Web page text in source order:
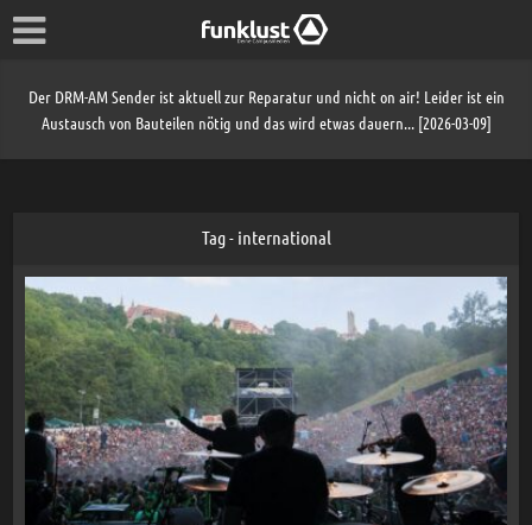
Der DRM-AM Sender ist aktuell zur Reparatur und nicht on air! Leider ist ein
Austausch von Bauteilen nötig und das wird etwas dauern... [2026-03-09]
Tag - international